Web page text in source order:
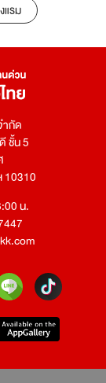
แรม
ำกัด
ชั้น 5
10310
น.